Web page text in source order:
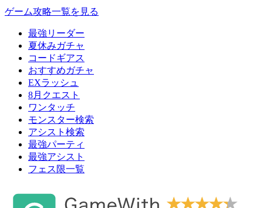
ゲーム攻略一覧を見る
最強リーダー
夏休みガチャ
コードギアス
おすすめガチャ
EXラッシュ
8月クエスト
ワンタッチ
モンスター検索
アシスト検索
最強パーティ
最強アシスト
フェス限一覧